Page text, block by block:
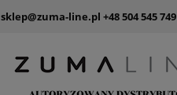
sklep@zuma-line.pl +48 504 545 749